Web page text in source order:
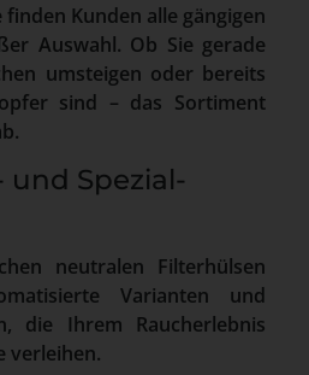
Kunden alle gängigen
Auswahl. Ob Sie gerade
umsteigen oder bereits
sind – das Sortiment
und Spezial-
neutralen Filterhülsen
Varianten und
die Ihrem Raucherlebnis
verleihen.